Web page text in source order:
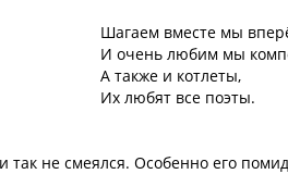
Шагаем вместе мы
И очень любим мы
А также и котлеты,
Их любят все поэты.
так не смеялся. Особенно его